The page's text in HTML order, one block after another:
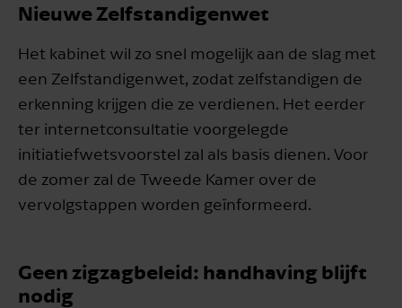
Nieuwe Zelfstandigenwet
Het kabinet wil zo snel mogelijk aan de slag met
een Zelfstandigenwet, zodat zelfstandigen de
erkenning krijgen die ze verdienen. Het eerder
ter internetconsultatie voorgelegde
initiatiefwetsvoorstel zal als basis dienen. Voor
de zomer zal de Tweede Kamer over de
vervolgstappen worden geïnformeerd.
Geen zigzagbeleid: handhaving blijft
nodig